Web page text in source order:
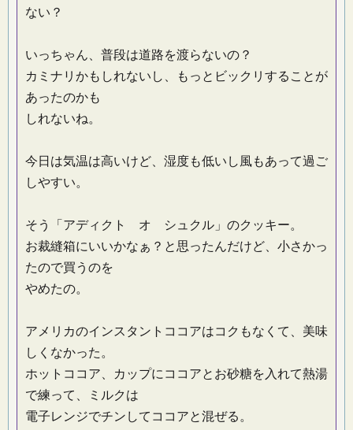
ない？
いっちゃん、普段は道路を渡らないの？
カミナリかもしれないし、もっとビックリすることが
あったのかも
しれないね。
今日は気温は高いけど、湿度も低いし風もあって過ご
しやすい。
そう「アディクト オ シュクル」のクッキー。
お裁縫箱にいいかなぁ？と思ったんだけど、小さかっ
たので買うのを
やめたの。
アメリカのインスタントココアはコクもなくて、美味
しくなかった。
ホットココア、カップにココアとお砂糖を入れて熱湯
で練って、ミルクは
電子レンジでチンしてココアと混ぜる。